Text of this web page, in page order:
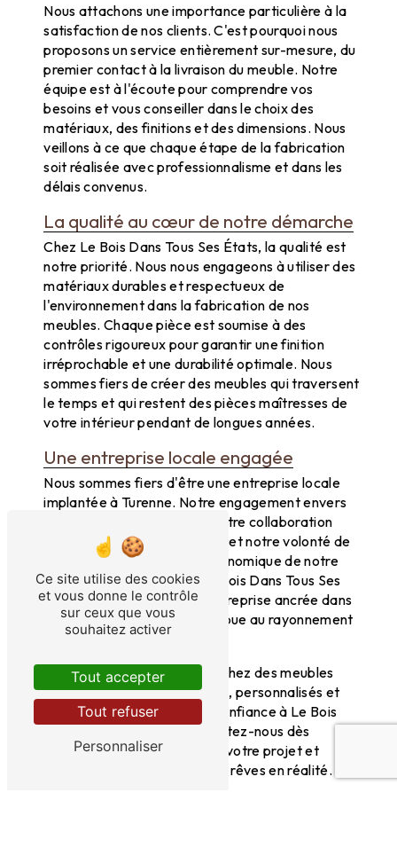
Nous attachons une importance particulière à la
satisfaction de nos clients. C'est pourquoi nous
proposons un service entièrement sur-mesure, du
premier contact à la livraison du meuble. Notre
équipe est à l'écoute pour comprendre vos
besoins et vous conseiller dans le choix des
matériaux, des finitions et des dimensions. Nous
veillons à ce que chaque étape de la fabrication
soit réalisée avec professionnalisme et dans les
délais convenus.
La qualité au cœur de notre démarche
Chez Le Bois Dans Tous Ses États, la qualité est
notre priorité. Nous nous engageons à utiliser des
matériaux durables et respectueux de
l'environnement dans la fabrication de nos
meubles. Chaque pièce est soumise à des
contrôles rigoureux pour garantir une finition
irréprochable et une durabilité optimale. Nous
sommes fiers de créer des meubles qui traversent
le temps et qui restent des pièces maîtresses de
votre intérieur pendant de longues années.
Une entreprise locale engagée
Nous sommes fiers d'être une entreprise locale
implantée à Turenne. Notre engagement envers
notre région se traduit par notre collaboration
avec des fournisseurs locaux et notre volonté de
participer au dynamisme économique de notre
territoire. En choisissant Le Bois Dans Tous Ses
États, vous soutenez une entreprise ancrée dans
sa communauté et qui contribue au rayonnement
de l'artisanat local.
En conclusion, si vous recherchez des meubles
sur-mesure en bois de qualité, personnalisés et
fabriqués avec soin, faites confiance à Le Bois
Dans Tous Ses États. Contactez-nous dès
maintenant pour discuter de votre projet et
laissez-nous transformer vos rêves en réalité.
Ce site utilise des cookies
et vous donne le contrôle
sur ceux que vous
souhaitez activer
Tout accepter
Tout refuser
Personnaliser